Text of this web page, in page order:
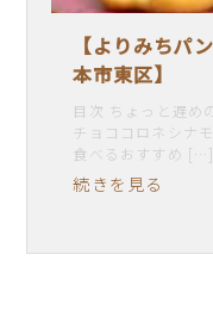
【よりみちパ
本市東区】
目次 ちょっと遅め
チョココロネシナ
食べるおすすめ […]
続きを見る